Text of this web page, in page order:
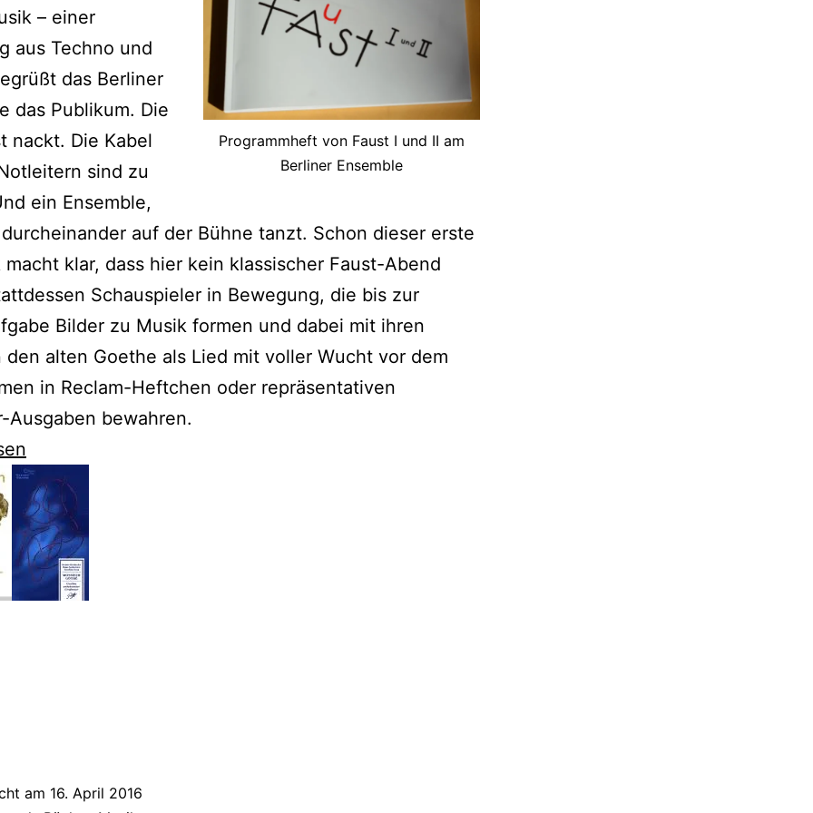
Programmheft von Faust I und II am
Berliner Ensemble
– einer
aus Techno und
das Berliner
das Publikum. Die
nackt. Die Kabel
sind zu
ein Ensemble,
auf der Bühne tanzt. Schon dieser erste
macht klar, dass hier kein klassischer Faust-Abend
Schauspieler in Bewegung, die bis zur
Bilder zu Musik formen und dabei mit ihren
den alten Goethe als Lied mit voller Wucht vor dem
in Reclam-Heftchen oder repräsentativen
Ausgaben bewahren.
am 16. April 2016